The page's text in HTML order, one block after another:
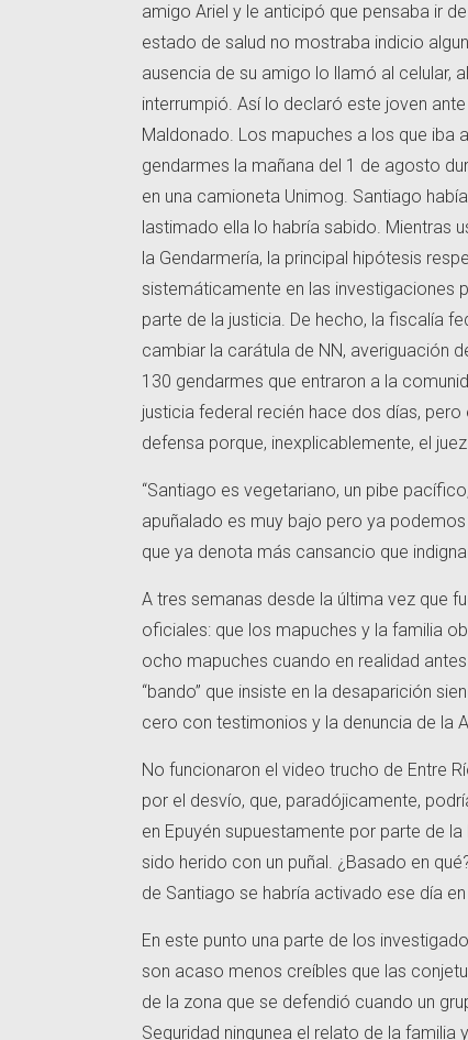
amigo Ariel y le anticipó que pensaba ir
estado de salud no mostraba indicio
ausencia de su amigo lo llamó al celular,
interrumpió. Así lo declaró este joven
Maldonado. Los mapuches a los que iba
gendarmes la mañana del 1 de agosto
en una camioneta Unimog. Santiago
lastimado ella lo habría sabido. Mientras
la Gendarmería, la principal hipótesis
sistemáticamente en las investigaciones
parte de la justicia. De hecho, la fiscalía
cambiar la carátula de NN, averiguación
130 gendarmes que entraron a la
justicia federal recién hace dos días,
defensa porque, inexplicablemente, el
“Santiago es vegetariano, un pibe
apuñalado es muy bajo pero ya
que ya denota más cansancio que
A tres semanas desde la última vez que
oficiales: que los mapuches y la familia
ocho mapuches cuando en realidad
“bando” que insiste en la desaparición
cero con testimonios y la denuncia de la
No funcionaron el video trucho de Entre
por el desvío, que, paradójicamente,
en Epuyén supuestamente por parte de
sido herido con un puñal. ¿Basado en
de Santiago se habría activado ese día
En este punto una parte de los
son acaso menos creíbles que las
de la zona que se defendió cuando un
Seguridad ningunea el relato de la